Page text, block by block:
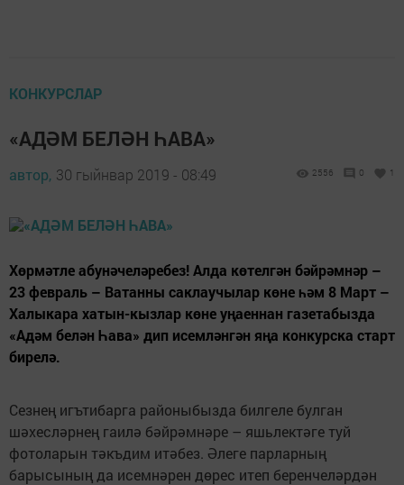
КОНКУРСЛАР
«АДӘМ БЕЛӘН ҺАВА»
автор, 30 гыйнвар 2019 - 08:49 2556 0 1
Хөрмәтле абунәчеләребез! Алда көтелгән бәйрәмнәр –
23 февраль – Ватанны саклаучылар көне һәм 8 Март –
Халыкара хатын-кызлар көне уңаеннан газетабызда
«Адәм белән Һава» дип исемләнгән яңа конкурска старт
бирелә.
Сезнең игътибарга районыбызда билгеле булган
шәхесләрнең гаилә бәйрәмнәре – яшьлектәге туй
фотоларын тәкъдим итәбез. Әлеге парларның
барысының да исемнәрен дөрес итеп беренчеләрдән